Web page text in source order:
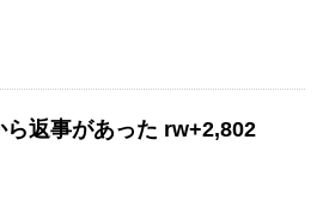
ら返事があった rw+2,802